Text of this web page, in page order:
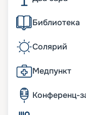
Библиотека
Солярий
Медпункт
Конференц-